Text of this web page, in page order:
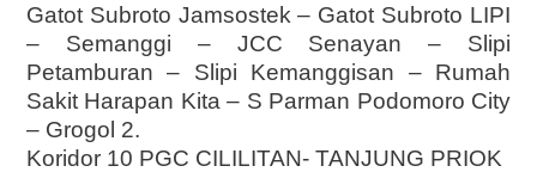
Gatot Subroto Jamsostek – Gatot Subroto LIPI
– Semanggi – JCC Senayan – Slipi
Petamburan – Slipi Kemanggisan – Rumah
Sakit Harapan Kita – S Parman Podomoro City
– Grogol 2.
Koridor 10 PGC CILILITAN- TANJUNG PRIOK